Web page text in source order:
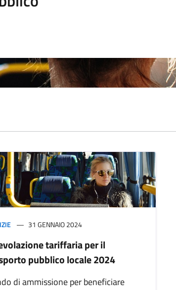
31 GENNAIO 2024
tariffaria per il
pubblico locale 2024
di ammissione per beneficiare